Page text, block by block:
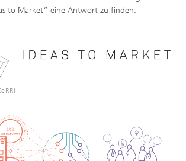
to Market“ eine Antwort zu finden.